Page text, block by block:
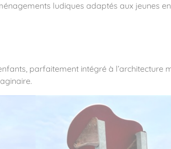
ludiques adaptés aux jeunes
parfaitement intégré à l’architecture